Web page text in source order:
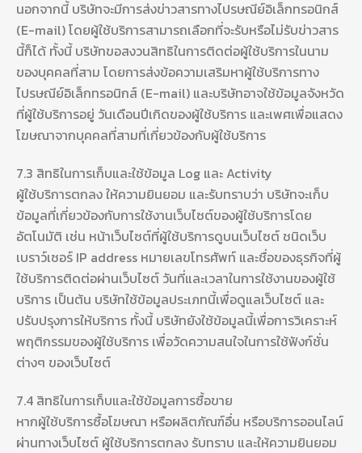
นอกจากนี้ บริษัทจะมีการส่งข่าวสารทางไปรษณีย์อิเล็กทรอนิกส์
(E-mail) โดยผู้ใช้บริการสามารถเลือกที่จะรับหรือไม่รับข่าวสาร
นี้ก็ได้ ทั้งนี้ บริษัทขอสงวนสิทธิในการติดต่อผู้ใช้บริการในนาม
ของบุคคลที่สาม โดยการส่งข้อความเสริมหาผู้ใช้บริการทาง
ไปรษณีย์อิเล็กทรอนิกส์ (E-mail) และบริษัทอาจใช้ข้อมูลจังหวัด
ที่ผู้ใช้บริการอยู่ วันเดือนปีเกิดของผู้ใช้บริการ และเพศเพื่อแสดง
โฆษณาจากบุคคลที่สามที่เกี่ยวข้องกับผู้ใช้บริการ
7.3 สิทธิในการเก็บและใช้ข้อมูล Log และ Activity
ผู้ใช้บริการตกลง ให้ความยินยอม และรับทราบว่า บริษัทจะเก็บ
ข้อมูลที่เกี่ยวข้องกับการใช้งานเว็บไซต์ของผู้ใช้บริการโดย
อัตโนมัติ เช่น หน้าเว็บไซต์ที่ผู้ใช้บริการดูบนเว็บไซต์ ชนิดเว็บ
เบราว์เซอร์ IP address หมายเลขโทรศัพท์ และชื่อของธุรกิจที่ผู้
ใช้บริการติดต่อผ่านเว็บไซต์ วันที่และเวลาในการใช้งานของผู้ใช้
บริการ เป็นต้น บริษัทใช้ข้อมูลประเภทนี้เพื่อดูแลเว็บไซต์ และ
ปรับปรุงการให้บริการ ทั้งนี้ บริษัทยังใช้ข้อมูลนี้เพื่อการวิเคราะห์
พฤติกรรมของผู้ใช้บริการ เพื่อวัดความสนใจในการใช้ฟังก์ชั่น
ต่างๆ ของเว็บไซต์
7.4 สิทธิในการเก็บและใช้ข้อมูลการซื้อขาย
หากผู้ใช้บริการซื้อโฆษณา หรือผลิตภัณฑ์อื่น หรือบริการออนไลน์
ผ่านทางเว็บไซต์ ผู้ใช้บริการตกลง รับทราบ และให้ความยินยอม